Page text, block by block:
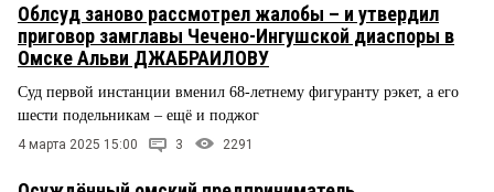
Облсуд заново рассмотрел жалобы – и утвердил
приговор замглавы Чечено-Ингушской диаспоры в
Омске Альви ДЖАБРАИЛОВУ
Суд первой инстанции вменил 68-летнему фигуранту рэкет, а его
шести подельникам – ещё и поджог
4 марта 2025 15:00 3 2291